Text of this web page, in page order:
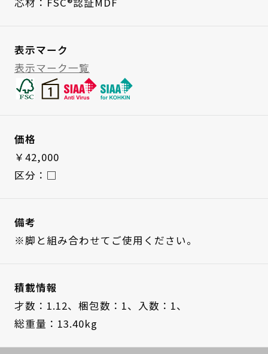
表示マーク
表示マーク一覧
価格
￥42,000
区分：□
備考
※脚と組み合わせてご使用ください。
積載情報
才数：1.12、 梱包数：1、 入数：1、
総重量：13.40kg